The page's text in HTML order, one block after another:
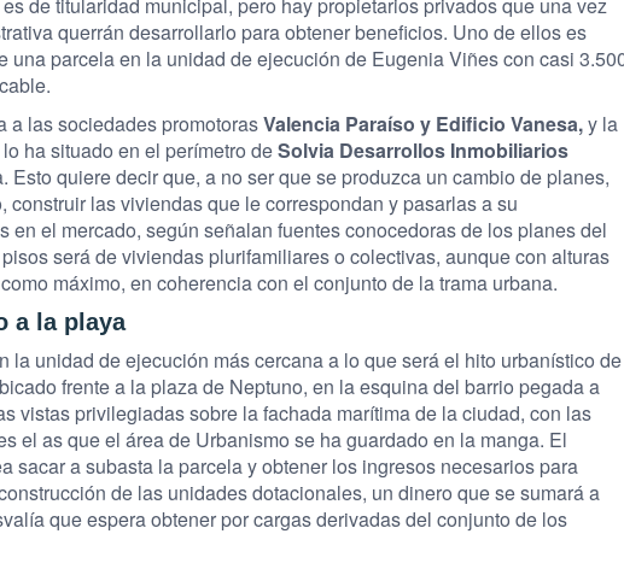
querrán desarrollarlo para obtener beneficios. Uno de ellos es
una parcela en la unidad de ejecución de Eugenia Viñes con casi
a las sociedades promotorasValencia Paraíso y Edificio Vanesa,y la
lo ha situado en el perímetro deSolvia Desarrollos Inmobiliarios
Esto quiere decir que, a no ser que se produzca un cambio de planes,
construir las viviendas que le correspondan y pasarlas a su
en el mercado, según señalan fuentes conocedoras de los planes del
será de viviendas plurifamiliares o colectivas, aunque con alturas
máximo, en coherencia con el conjunto de la trama urbana.
a la playa
la unidad de ejecución más cercana a lo que será el hito urbanístico de
frente a la plaza de Neptuno, en la esquina del barrio pegada a
vistas privilegiadas sobre la fachada marítima de la ciudad, con las
el as que el área de Urbanismo se ha guardado en la manga. El
sacar a subasta la parcela y obtener los ingresos necesarios para
de las unidades dotacionales, un dinero que se sumará a
que espera obtener por cargas derivadas del conjunto de los